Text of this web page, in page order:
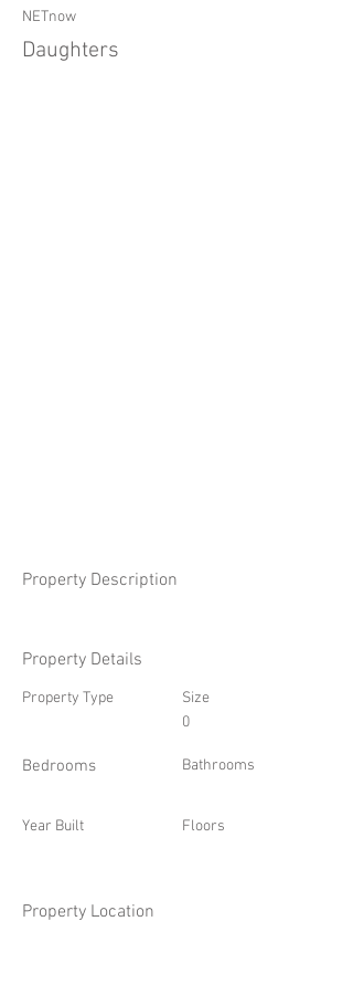
NETnow
Daughters
Property Description
Property Details
Property Type
Bedrooms
Year Built
Size
0
Bathrooms
Floors
Property Location